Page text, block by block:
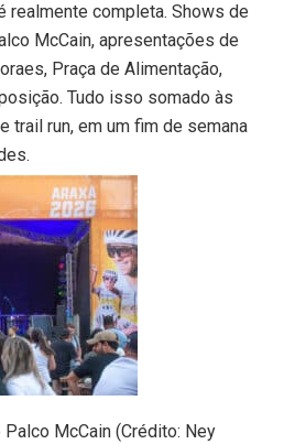
realmente completa. Shows de
McCain, apresentações de
Praça de Alimentação,
Tudo isso somado às
trail run, em um fim de semana
McCain (Crédito: Ney